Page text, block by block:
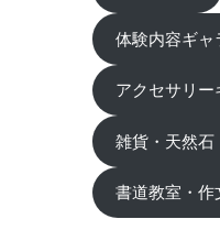
体験内容ギャ
アクセサリー
雑貨・天然石
書道教室・作